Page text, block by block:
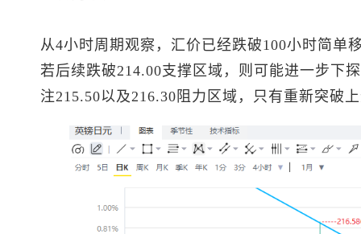
从4小时周期观察，汇价已经跌破100小时简单
若后续跌破214.00支撑区域，则可能进一步下
注215.50以及216.30阻力区域，只有重新突破